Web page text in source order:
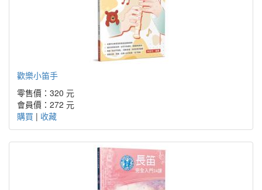
歡樂小笛手
零售價：320 元
會員價：272 元
購買 | 收藏